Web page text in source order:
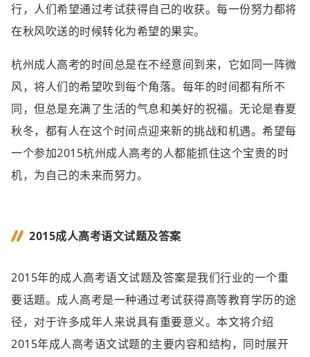
行，人们希望通过考试获得自己的收获。每一份努力都将
在秋风吹送的时候转化为希望的果实。
杭州成人高考的时间总是在不经意间到来，它如同一阵微
风，将人们的希望吹到每个角落。每年的时间都有所不
同，但总是充满了生活的气息和美好的祝福。无论是春夏
秋冬，都有人在这个时间点迎来新的挑战和机遇。希望每
一个参加2015杭州成人高考的人都能抓住这个宝贵的时
机，为自己的未来而努力。
2015成人高考语文试题及答案
2015年的成人高考语文试题及答案是我们行业的一个重
要话题。成人高考是一种通过考试获得高等教育学历的途
径，对于许多成年人来说具有重要意义。本文将介绍
2015年成人高考语文试题的主要内容和结构，同时展开